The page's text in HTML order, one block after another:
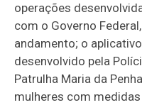
operações
com o Governo
andamento; o
desenvolvido pela
Patrulha Maria da
mulheres com